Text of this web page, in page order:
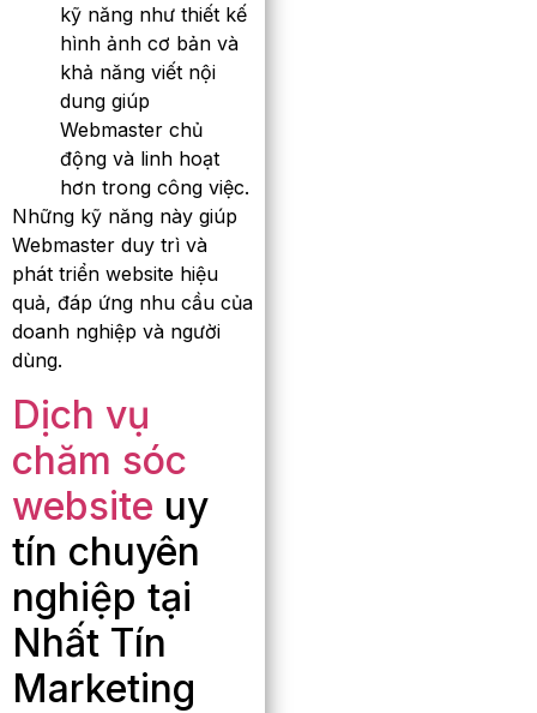
kỹ năng như thiết kế
hình ảnh cơ bản và
khả năng viết nội
dung giúp
Webmaster chủ
động và linh hoạt
hơn trong công việc.
Những kỹ năng này giúp
Webmaster duy trì và
phát triển website hiệu
quả, đáp ứng nhu cầu của
doanh nghiệp và người
dùng.
Dịch vụ
chăm sóc
website uy
tín chuyên
nghiệp tại
Nhất Tín
Marketing